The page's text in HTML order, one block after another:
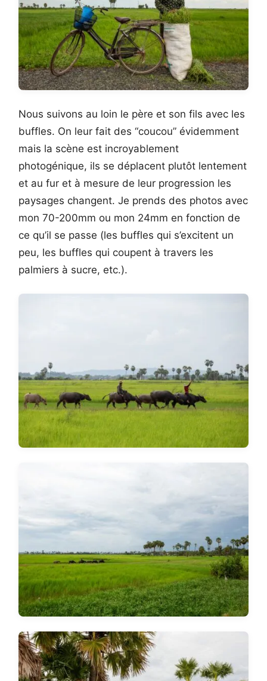
Nous suivons au loin le père et son fils avec les
buffles. On leur fait des “coucou” évidemment
mais la scène est incroyablement
photogénique, ils se déplacent plutôt lentement
et au fur et à mesure de leur progression les
paysages changent. Je prends des photos avec
mon 70-200mm ou mon 24mm en fonction de
ce qu’il se passe (les buffles qui s’excitent un
peu, les buffles qui coupent à travers les
palmiers à sucre, etc.).